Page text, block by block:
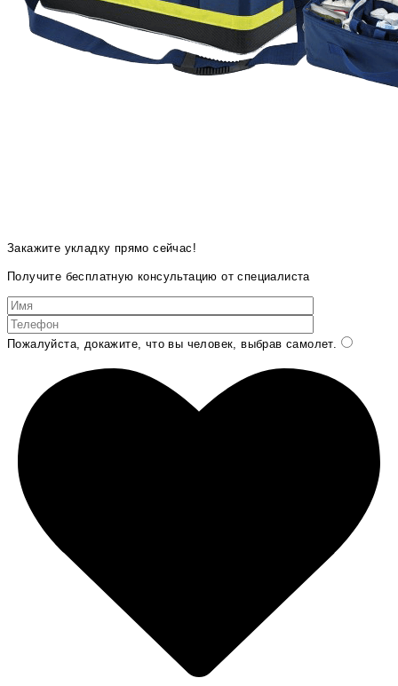
Закажите укладку прямо сейчас!
Получите бесплатную консультацию от специалиста
Пожалуйста, докажите, что вы человек, выбрав самолет.